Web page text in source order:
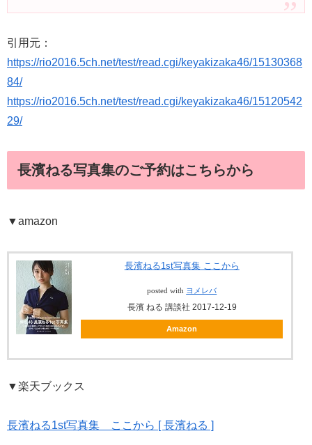
引用元：
https://rio2016.5ch.net/test/read.cgi/keyakizaka46/15130368
84/
https://rio2016.5ch.net/test/read.cgi/keyakizaka46/15120542
29/
長濱ねる写真集のご予約はこちらから
▼amazon
長濱ねる1st写真集 ここから
posted with ヨメレバ
長濱 ねる 講談社 2017-12-19
Amazon
▼楽天ブックス
長濱ねる1st写真集 ここから [ 長濱ねる ]